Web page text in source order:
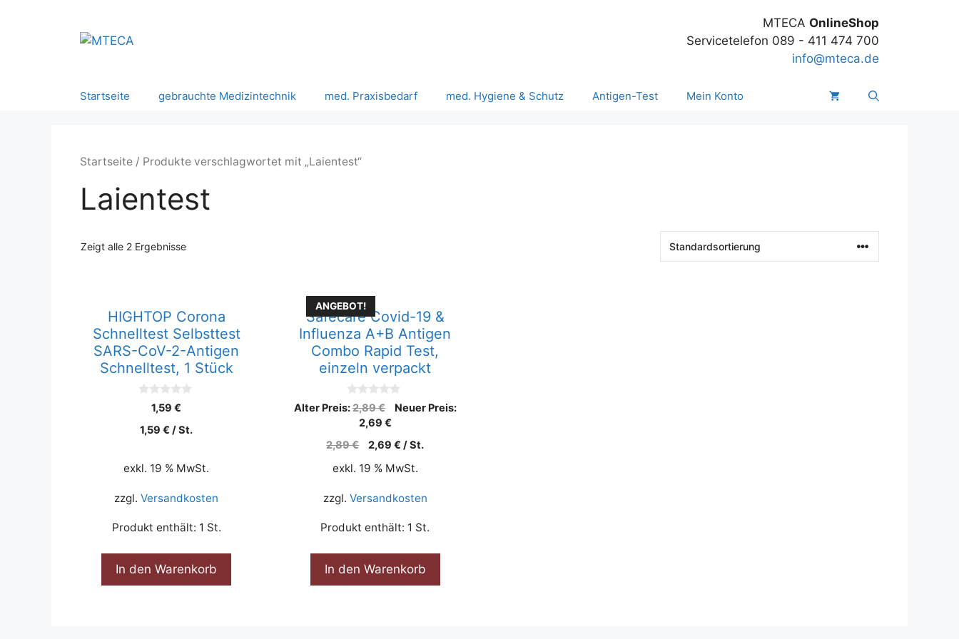
MTECA OnlineShop
Servicetelefon 089 - 411 474 700
info@mteca.de
Startseite gebrauchte Medizintechnik med. Praxisbedarf med. Hygiene & Schutz Antigen-Test Mein Konto
Startseite / Produkte verschlagwortet mit „Laientest“
Laientest
Zeigt alle 2 Ergebnisse
HIGHTOP Corona
Schnelltest Selbsttest
SARS-CoV-2-Antigen
Schnelltest, 1 Stück
o
n
1,59€
1,59€ /St.
exkl. 19 % MwSt.
zzgl.Versandkosten
Produkt enthält: 1 St.
In den Warenkorb
ANGEBOT!
Safecare Covid-19 &
Influenza A+B Antigen
Combo Rapid Test,
einzeln verpackt
0
v
5
Alter Preis:2,89€
Neuer Preis:
2,69 €
2,89€ 2,69€ /St.
exkl. 19 % MwSt.
zzgl. Versandkosten
Produkt enthält: 1 St.
In den Warenkorb